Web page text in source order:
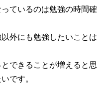
ているのは勉強の時間確
外にも勉強したいことは
できることが増えると思
です。